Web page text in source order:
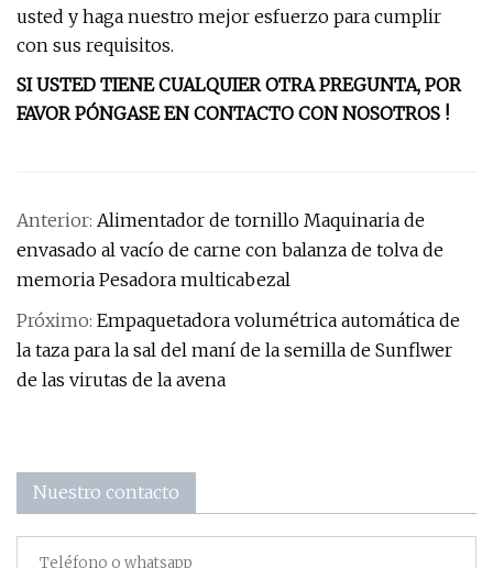
usted y haga nuestro mejor esfuerzo para cumplir
con sus requisitos.
SI USTED TIENE CUALQUIER OTRA PREGUNTA, POR
FAVOR PÓNGASE EN CONTACTO CON NOSOTROS !
Anterior: Alimentador de tornillo Maquinaria de
envasado al vacío de carne con balanza de tolva de
memoria Pesadora multicabezal
Próximo: Empaquetadora volumétrica automática de
la taza para la sal del maní de la semilla de Sunflwer
de las virutas de la avena
Nuestro contacto